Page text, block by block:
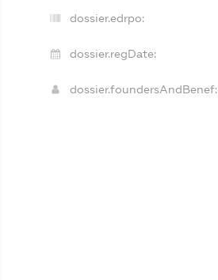
dossier.edrpo:
dossier.regDate:
dossier.foundersAndBenef: